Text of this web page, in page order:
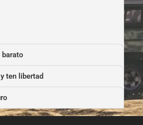
barato
ten libertad